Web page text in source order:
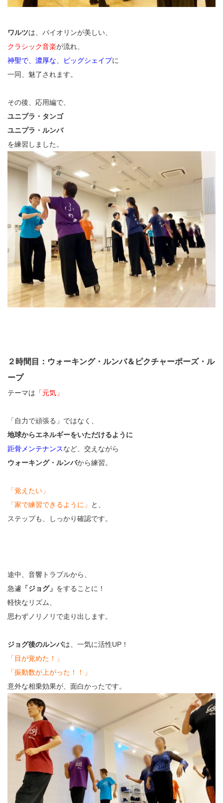
ワルツは、バイオリンが美しい、
クラシック音楽が流れ、
神聖で、濃厚な、ビッグシェイプに
一同、魅了されます。
その後、応用編で、
ユニプラ・タンゴ
ユニプラ・ルンバ
を練習しました。
２時間目：ウォーキング・ルンバ＆ピクチャーポーズ・ル
ープ
テーマは 「元気」
「自力で頑張る」ではなく、
地球からエネルギーをいただけるように
距骨メンテナンスなど、交えながら
ウォーキング・ルンバから練習。
「覚えたい」
「家で練習できるように」
と、
ステップも、しっかり確認です。
途中、音響トラブルから、
急遽 「ジョグ」 をすることに！
軽快なリズム、
思わずノリノリで走り出します。
ジョグ後のルンバは、一気に活性UP！
「目が覚めた！」
「振動数が上がった！！」
意外な相乗効果が、面白かったです。